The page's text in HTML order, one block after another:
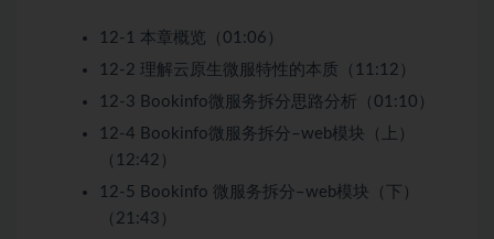
12-1 本章概览（01:06）
12-2 理解云原生微服特性的本质（11:12）
12-3 Bookinfo微服务拆分思路分析（01:10）
12-4 Bookinfo微服务拆分–web模块（上）
（12:42）
12-5 Bookinfo 微服务拆分–web模块（下）
（21:43）